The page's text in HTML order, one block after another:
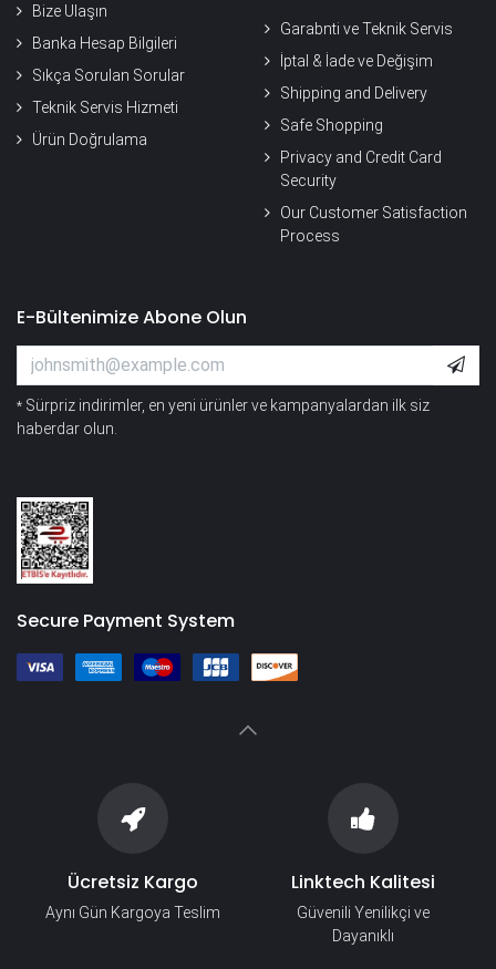
Bize Ulaşın
Banka Hesap Bilgileri
Sıkça Sorulan Sorular
Teknik Servis Hizmeti
Ürün Doğrulama
Garabnti ve Teknik Servis
İptal & İade ve Değişim
Shipping and Delivery
Safe Shopping
Privacy and Credit Card
Security
Our Customer Satisfaction
Process
E-Bültenimize Abone Olun
* Sürpriz indirimler, en yeni ürünler ve kampanyalardan ilk siz
haberdar olun.
Secure Payment System
Ücretsiz Kargo
Aynı Gün Kargoya Teslim
Linktech Kalitesi
Güvenili Yenilikçi ve
Dayanıklı